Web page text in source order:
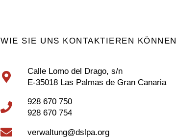
WIE SIE UNS KONTAKTIEREN KÖNNEN
Calle Lomo del Drago, s/n
E-35018 Las Palmas de Gran Canaria
928 670 750
928 670 754
verwaltung@dslpa.org